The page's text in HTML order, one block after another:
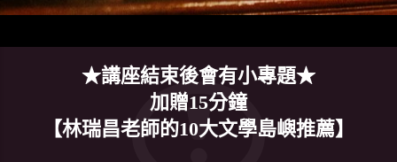
★講座結束後會有小專題★
加贈15分鐘
【林瑞昌老師的10大文學島嶼推薦】